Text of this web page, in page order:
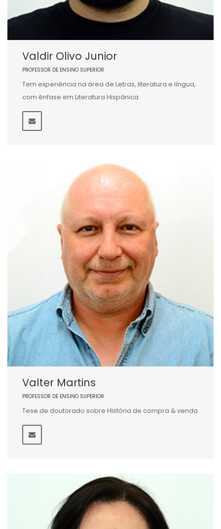
Valdir Olivo Junior
PROFESSOR DE ENSINO SUPERIOR
Tem experiência na área de Letras, literatura e língua,
com ênfase em Literatura Hispânica
Valter Martins
PROFESSOR DE ENSINO SUPERIOR
Tese de doutorado sobre História de compra & venda